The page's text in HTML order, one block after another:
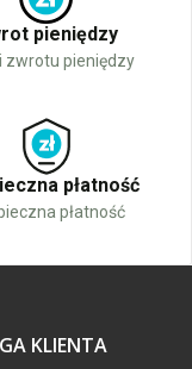
pieniędzy
zwrotu pieniędzy
płatność
płatność
KLIENTA